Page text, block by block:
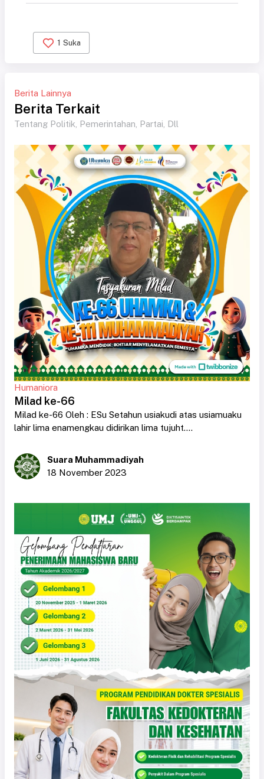
1 Suka
Berita Lainnya
Berita Terkait
Tentang Politik, Pemerintahan, Partai, Dll
Humaniora
Milad ke-66
Milad ke-66 Oleh : ESu Setahun usiakudi atas usiamuaku
lahir lima enamengkau didirikan lima tujuht....
Suara Muhammadiyah
18 November 2023